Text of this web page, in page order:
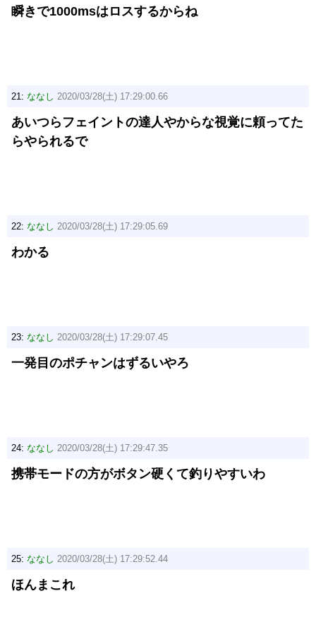
瞬きで1000msはロスするからね
21: ななし 2020/03/28(土) 17:29:00.66
あいつらフェイントの達人やからな視覚に頼ってた
らやられるで
22: ななし 2020/03/28(土) 17:29:05.69
わかる
23: ななし 2020/03/28(土) 17:29:07.45
一発目のポチャンはずるいやろ
24: ななし 2020/03/28(土) 17:29:47.35
携帯モードの方がボタン硬くて釣りやすいわ
25: ななし 2020/03/28(土) 17:29:52.44
ほんまこれ